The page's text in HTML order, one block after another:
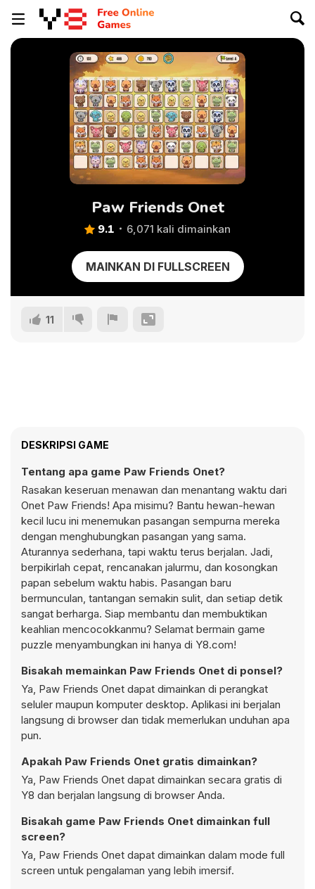
Paw Friends Onet
9.1 6,071 kali dimainkan
MAINKAN DI FULLSCREEN
11
DESKRIPSI GAME
Tentang apa game Paw Friends Onet?
Rasakan keseruan menawan dan menantang waktu dari
Onet Paw Friends! Apa misimu? Bantu hewan-hewan
kecil lucu ini menemukan pasangan sempurna mereka
dengan menghubungkan pasangan yang sama.
Aturannya sederhana, tapi waktu terus berjalan. Jadi,
berpikirlah cepat, rencanakan jalurmu, dan kosongkan
papan sebelum waktu habis. Pasangan baru
bermunculan, tantangan semakin sulit, dan setiap detik
sangat berharga. Siap membantu dan membuktikan
keahlian mencocokkanmu? Selamat bermain game
puzzle menyambungkan ini hanya di Y8.com!
Bisakah memainkan Paw Friends Onet di ponsel?
Ya, Paw Friends Onet dapat dimainkan di perangkat
seluler maupun komputer desktop. Aplikasi ini berjalan
langsung di browser dan tidak memerlukan unduhan apa
pun.
Apakah Paw Friends Onet gratis dimainkan?
Ya, Paw Friends Onet dapat dimainkan secara gratis di
Y8 dan berjalan langsung di browser Anda.
Bisakah game Paw Friends Onet dimainkan full
screen?
Ya, Paw Friends Onet dapat dimainkan dalam mode full
screen untuk pengalaman yang lebih imersif.